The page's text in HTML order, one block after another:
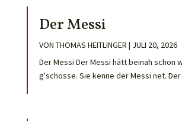
Der Messi
VON THOMAS HEITLINGER | JULI 20, 2026
Der Messi Der Messi hätt beinah schon
g'schosse. Sie kenne der Messi net. Der